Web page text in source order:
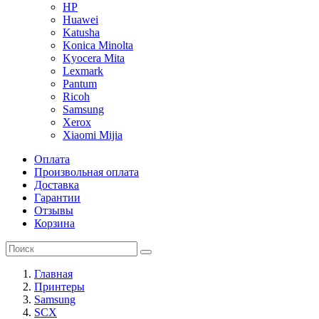
HP
Huawei
Katusha
Konica Minolta
Kyocera Mita
Lexmark
Pantum
Ricoh
Samsung
Xerox
Xiaomi Mijia
Оплата
Произвольная оплата
Доставка
Гарантии
Отзывы
Корзина
Главная
Принтеры
Samsung
SCX